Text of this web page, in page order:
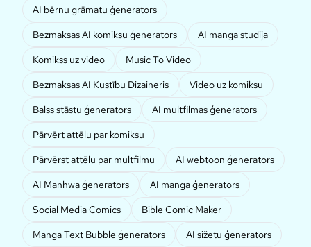
AI bērnu grāmatu ģenerators
Bezmaksas AI komiksu ģenerators
AI manga studija
Komikss uz video
Music To Video
Bezmaksas AI Kustību Dizaineris
Video uz komiksu
Balss stāstu ģenerators
AI multfilmas ģenerators
Pārvērt attēlu par komiksu
Pārvērst attēlu par multfilmu
AI webtoon ģenerators
AI Manhwa ģenerators
AI manga ģenerators
Social Media Comics
Bible Comic Maker
Manga Text Bubble ģenerators
AI sižetu ģenerators